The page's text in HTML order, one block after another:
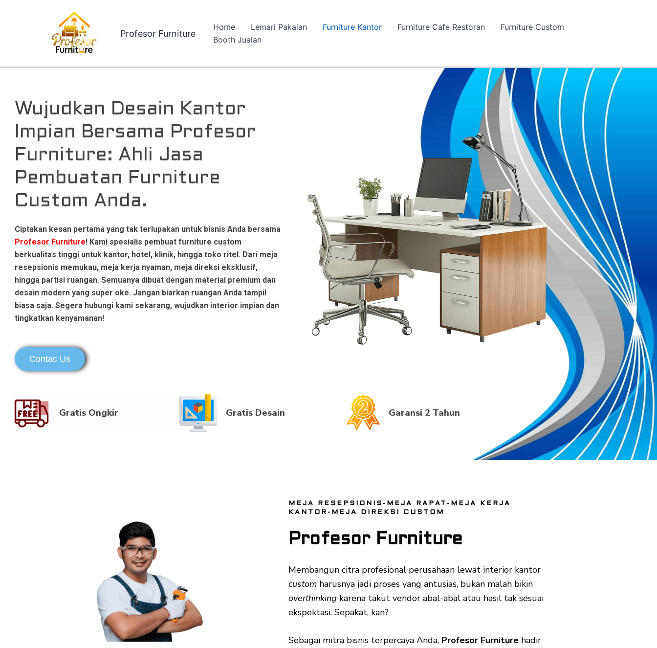
Profesor Furniture
Home Lemari Pakaian Furniture Kantor Furniture Cafe Restoran
Furniture Custom
Booth Jualan
Wujudkan Desain Kantor
Impian Bersama Profesor
Furniture: Ahli Jasa
Pembuatan Furniture
Custom Anda.
Ciptakan kesan pertama yang tak terlupakan untuk bisnis Anda bersama
Profesor Furniture! Kami spesialis pembuat furniture custom
berkualitas tinggi untuk kantor, hotel, klinik, hingga toko ritel. Dari meja
resepsionis memukau, meja kerja nyaman, meja direksi eksklusif,
hingga partisi ruangan. Semuanya dibuat dengan material premium dan
desain modern yang super oke. Jangan biarkan ruangan Anda tampil
biasa saja. Segera hubungi kami sekarang, wujudkan interior impian dan
tingkatkan kenyamanan!
Contac Us
Gratis Ongkir Gratis Desain Garansi 2 Tahun
MEJA RESEPSIONIS-MEJA RAPAT-MEJA KERJA
KANTOR-MEJA DIREKSI CUSTOM
Profesor Furniture
Membangun citra profesional perusahaan lewat interior kantor
custom harusnya jadi proses yang antusias, bukan malah bikin
overthinking karena takut vendor abal-abal atau hasil tak sesuai
ekspektasi. Sepakat, kan?
Sebagai mitra bisnis terpercaya Anda, Profesor Furniture hadir